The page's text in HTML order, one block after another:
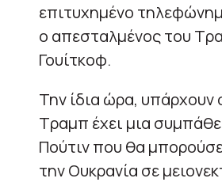
επιτυχημένο
ο απεσταλμένος του
Γουίτκοφ.
Την ίδια ώρα, υπάρχουν
Τραμπ έχει μια
Πούτιν που θα
την Ουκρανία σε